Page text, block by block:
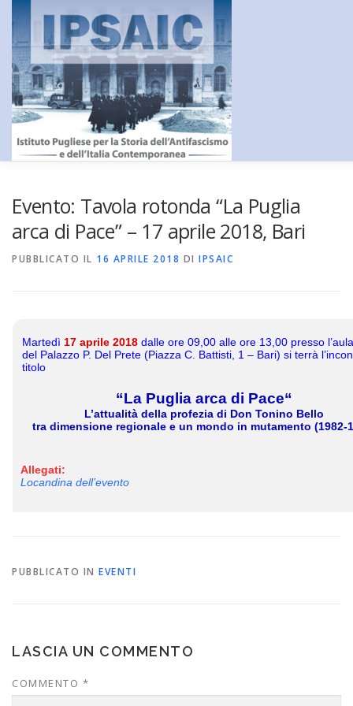
Passa
Evento: Tavola rotonda “La Puglia
arca di Pace” – 17 aprile 2018, Bari
PUBBLICATO IL 16 APRILE 2018 DI IPSAIC
Martedì 17 aprile 2018 dalle ore 09,00 alle ore 13,00 presso
del Palazzo P. Del Prete (Piazza C. Battisti, 1 – Bari) si terrà
titolo
“La Puglia arca di Pace“
L’attualità della profezia di Don Tonino Bello
tra dimensione regionale e un mondo in mutamento (1982-
Allegati:
Locandina dell’evento
PUBBLICATO IN EVENTI
LASCIA UN COMMENTO
COMMENTO *